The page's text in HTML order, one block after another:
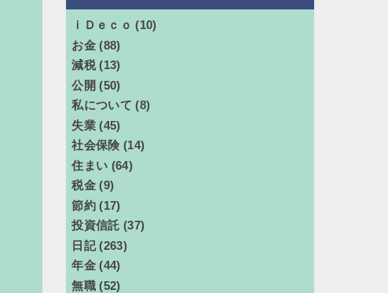
ｉＤｅｃｏ (10)
お金 (88)
減税 (13)
公開 (50)
私について (8)
失業 (45)
社会保険 (14)
住まい (64)
税金 (9)
節約 (17)
投資信託 (37)
日記 (263)
年金 (44)
無職 (52)